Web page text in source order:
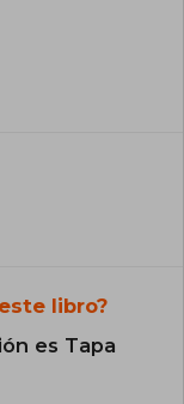
libro?
es Tapa